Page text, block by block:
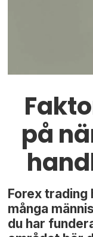
på
Forex trading
många
du har